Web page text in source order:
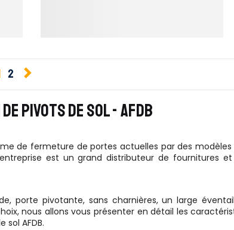
2
PIVOTS DE SOL - AFDB
de fermeture de portes actuelles par des modèles
est un grand distributeur de fournitures
porte pivotante, sans charnières, un large
nous allons vous présenter en détail les
AFDB.